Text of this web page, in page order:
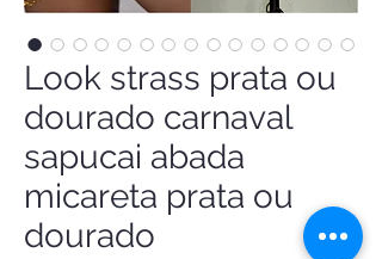
Look strass prata ou
dourado carnaval
sapucai abada
micareta prata ou
dourado